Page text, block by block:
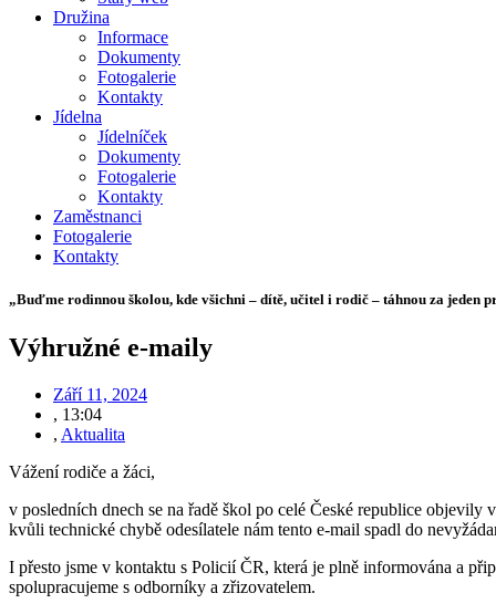
Družina
Informace
Dokumenty
Fotogalerie
Kontakty
Jídelna
Jídelníček
Dokumenty
Fotogalerie
Kontakty
Zaměstnanci
Fotogalerie
Kontakty
„Buďme rodinnou školou, kde všichni – dítě, učitel i rodič – táhnou za jeden
Výhružné e-maily
Září 11, 2024
, 13:04
, Aktualita
Vážení rodiče a žáci,
v posledních dnech se na řadě škol po celé České republice
kvůli technické chybě odesílatele nám tento e-mail spadl do
I přesto jsme v kontaktu s Policií ČR, která je plně informována a
spolupracujeme s odborníky a zřizovatelem.